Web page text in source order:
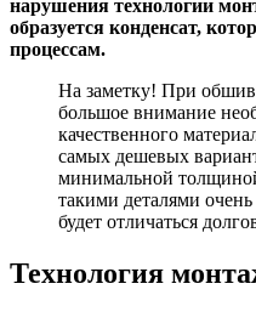
нарушения технологии
образуется конденсат,
процессам.
На заметку! При
большое внимание
качественного
самых дешевых
минимальной
такими деталями
будет отличаться
Технология